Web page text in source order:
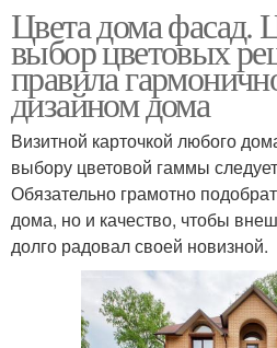
Цвета дома фасад.
выбор цветовых
правила
дизайном дома
Визитной карточкой любого
выбору цветовой гаммы
Обязательно грамотно
дома, но и качество, чтобы
долго радовал своей новизной.